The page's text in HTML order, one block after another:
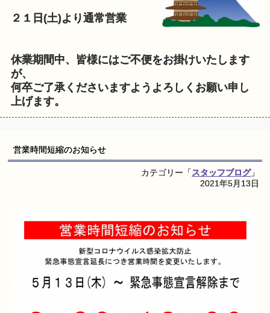
２１日(土)より通常営業
休業期間中、皆様にはご不便をお掛けいたします
が、
何卒ご了承くださいますようよろしくお願い申し
上げます。
営業時間短縮のお知らせ
カテゴリー「スタッフブログ」
2021年5月13日